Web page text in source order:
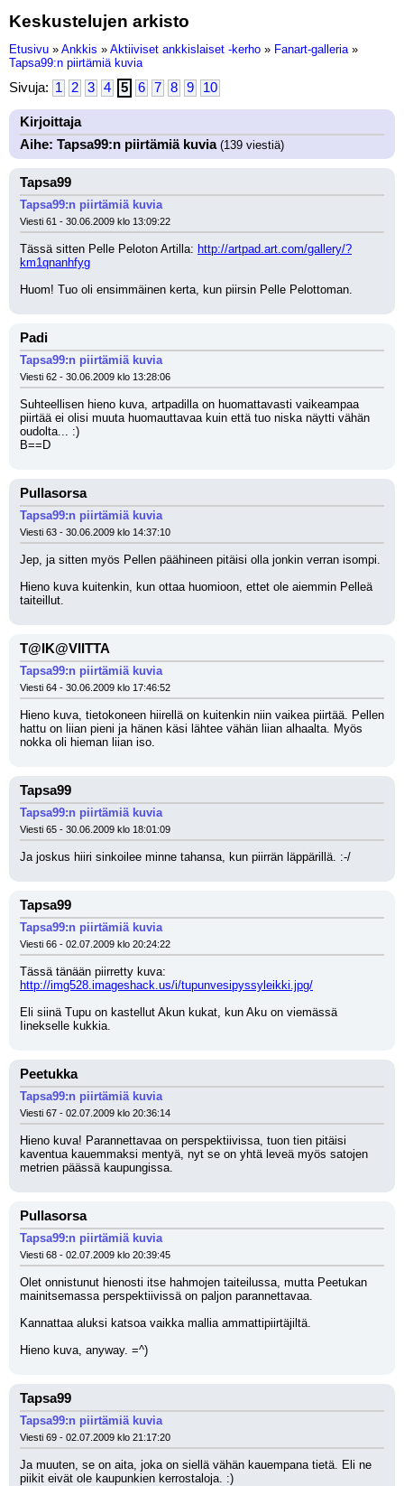
Keskustelujen arkisto
Etusivu » Ankkis » Aktiiviset ankkislaiset -kerho » Fanart-galleria »
Tapsa99:n piirtämiä kuvia
Sivuja: 1 2 3 4 5 6 7 8 9 10
Kirjoittaja
Aihe: Tapsa99:n piirtämiä kuvia(139 viestiä)
Tapsa99
Tapsa99:n piirtämiä kuvia
Viesti 61 - 30.06.2009 klo 13:09:22
Tässä sitten Pelle Peloton Artilla: http://artpad.art.com/gallery/?
km1qnanhfyg
Huom! Tuo oli ensimmäinen kerta, kun piirsin Pelle Pelottoman.
Padi
Tapsa99:n piirtämiä kuvia
Viesti 62 - 30.06.2009 klo 13:28:06
Suhteellisen hieno kuva, artpadilla on huomattavasti vaikeampaa
piirtää ei olisi muuta huomauttavaa kuin että tuo niska näytti vähän
oudolta... :)
B==D
Pullasorsa
Tapsa99:n piirtämiä kuvia
Viesti 63 - 30.06.2009 klo 14:37:10
Jep, ja sitten myös Pellen päähineen pitäisi olla jonkin verran isompi.
Hieno kuva kuitenkin, kun ottaa huomioon, ettet ole aiemmin Pelleä
taiteillut.
T@IK@VIITTA
Tapsa99:n piirtämiä kuvia
Viesti 64 - 30.06.2009 klo 17:46:52
Hieno kuva, tietokoneen hiirellä on kuitenkin niin vaikea piirtää. Pellen
hattu on liian pieni ja hänen käsi lähtee vähän liian alhaalta. Myös
nokka oli hieman liian iso.
Tapsa99
Tapsa99:n piirtämiä kuvia
Viesti 65 - 30.06.2009 klo 18:01:09
Ja joskus hiiri sinkoilee minne tahansa, kun piirrän läppärillä. :-/
Tapsa99
Tapsa99:n piirtämiä kuvia
Viesti 66 - 02.07.2009 klo 20:24:22
http://img528.imageshack.us/i/tupunvesipyssyleikki.jpg/
Eli siinä Tupu on kastellut Akun kukat, kun Aku on viemässä
Iinekselle kukkia.
Peetukka
Tapsa99:n piirtämiä kuvia
Viesti 67 - 02.07.2009 klo 20:36:14
Hieno kuva! Parannettavaa on perspektiivissa, tuon tien pitäisi
kaventua kauemmaksi mentyä, nyt se on yhtä leveä myös satojen
metrien päässä kaupungissa.
Pullasorsa
Tapsa99:n piirtämiä kuvia
Viesti 68 - 02.07.2009 klo 20:39:45
Olet onnistunut hienosti itse hahmojen taiteilussa, mutta Peetukan
mainitsemassa perspektiivissä on paljon parannettavaa.
Kannattaa aluksi katsoa vaikka mallia ammattipiirtäjiltä.
Hieno kuva, anyway. =^)
Tapsa99
Tapsa99:n piirtämiä kuvia
Viesti 69 - 02.07.2009 klo 21:17:20
Ja muuten, se on aita, joka on siellä vähän kauempana tietä. Eli ne
piikit eivät ole kaupunkien kerrostaloja. :)